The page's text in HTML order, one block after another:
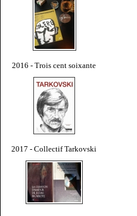
2016 - Trois cent soixante
2017 - Collectif Tarkovski